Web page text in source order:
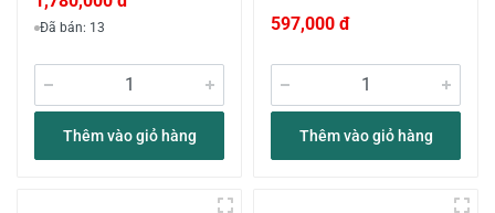
Đã bán: 13
Thêm vào giỏ hàng
597,000 đ
Thêm vào giỏ hàng